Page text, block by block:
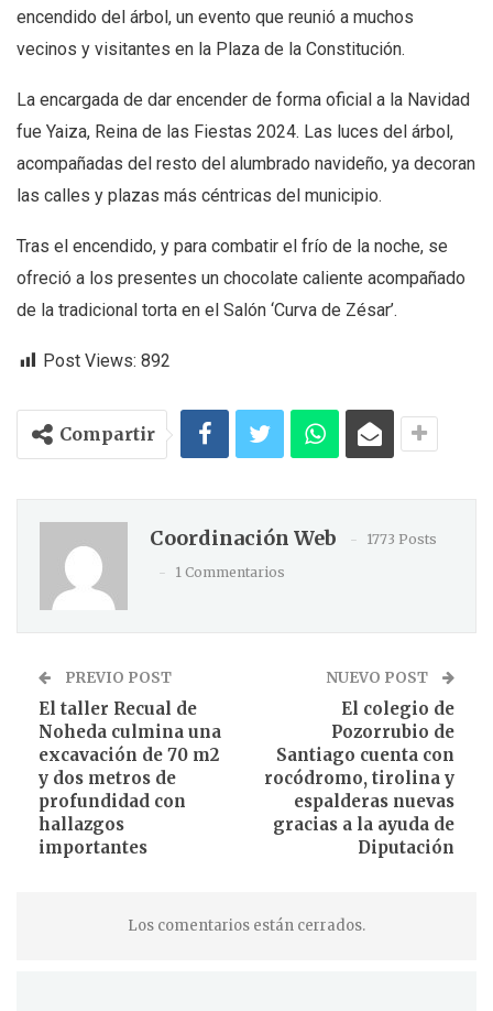
encendido del árbol, un evento que reunió a muchos
vecinos y visitantes en la Plaza de la Constitución.
La encargada de dar encender de forma oficial a la Navidad
fue Yaiza, Reina de las Fiestas 2024. Las luces del árbol,
acompañadas del resto del alumbrado navideño, ya decoran
las calles y plazas más céntricas del municipio.
Tras el encendido, y para combatir el frío de la noche, se
ofreció a los presentes un chocolate caliente acompañado
de la tradicional torta en el Salón ‘Curva de Zésar’.
Post Views: 892
Compartir
Coordinación Web
1773 Posts
1 Commentarios
PREVIO POST
El taller Recual de
Noheda culmina una
excavación de 70 m2
y dos metros de
profundidad con
hallazgos
importantes
NUEVO POST
El colegio de
Pozorrubio de
Santiago cuenta con
rocódromo, tirolina y
espalderas nuevas
gracias a la ayuda de
Diputación
Los comentarios están cerrados.